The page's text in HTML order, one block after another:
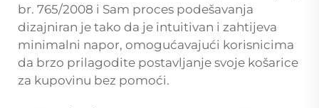
br. 765/2008 i Sam proces podešavanja
dizajniran je tako da je intuitivan i zahtijeva
minimalni napor, omogućavajući korisnicima
da brzo prilagodite postavljanje svoje košarice
za kupovinu bez pomoći.